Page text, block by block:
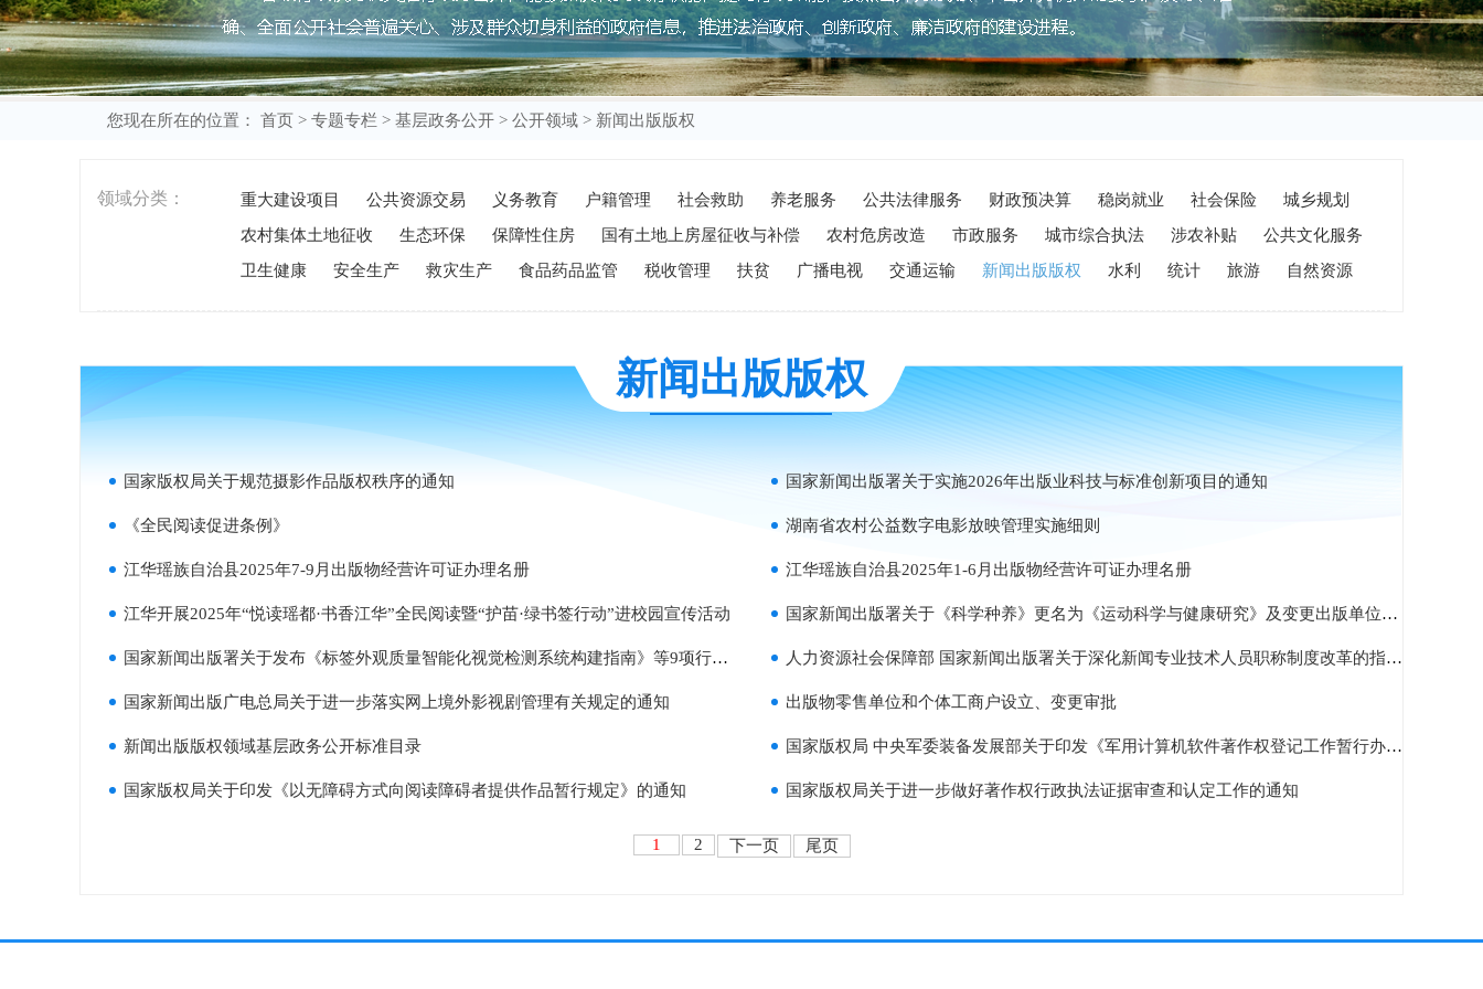
您现在所在的位置： 首页 > 专题专栏 > 基层政务公开 > 公开领域 > 新闻出版版权
领域分类： 重大建设项目 公共资源交易 义务教育 户籍管理 社会救助 养老服务 公共法律服务 财政预决算 稳岗就业 社会保险
城乡规划
农村集体土地征收
生态环保 保障性住房 国有土地上房屋征收与补偿 农村危房改造 市政服务 城市综合执法 涉农补贴
公共文化服务
卫生健康
安全生产 救灾生产 食品药品监管 税收管理 扶贫 广播电视 交通运输 新闻出版版权 水利 统计 旅游 自然资源
新闻出版版权
国家版权局关于规范摄影作品版权秩序的通知 国家新闻出版署关于实施2026年出版业科技与标准创新项目的通知
《全民阅读促进条例》 湖南省农村公益数字电影放映管理实施细则
江华瑶族自治县2025年7-9月出版物经营许可证办理名册 江华瑶族自治县2025年1-6月出版物经营许可证办理名册
江华开展2025年“悦读瑶都·书香江华”全民阅读暨“护苗·绿书签行动”进校园宣传活动 国家新闻出版署关于《科学种养》更名为《运动科学与健康研究》及变更出版单位的批复
国家新闻出版署关于发布《标签外观质量智能化视觉检测系统构建指南》等9项行业标准的通知 人力资源社会保障部 国家新闻出版署关于深化新闻专业技术人员职称制度改革的指导意见
国家新闻出版广电总局关于进一步落实网上境外影视剧管理有关规定的通知 出版物零售单位和个体工商户设立、变更审批
新闻出版版权领域基层政务公开标准目录 国家版权局 中央军委装备发展部关于印发《军用计算机软件著作权登记工作暂行办法》的通知
国家版权局关于印发《以无障碍方式向阅读障碍者提供作品暂行规定》的通知 国家版权局关于进一步做好著作权行政执法证据审查和认定工作的通知
1 2 下一页 尾页